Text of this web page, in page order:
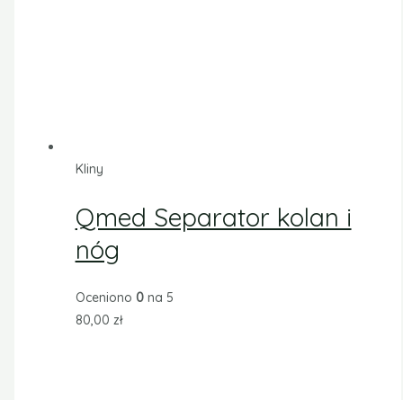
Kliny
Qmed Separator kolan i
nóg
Oceniono 0na 5
80,00 zł